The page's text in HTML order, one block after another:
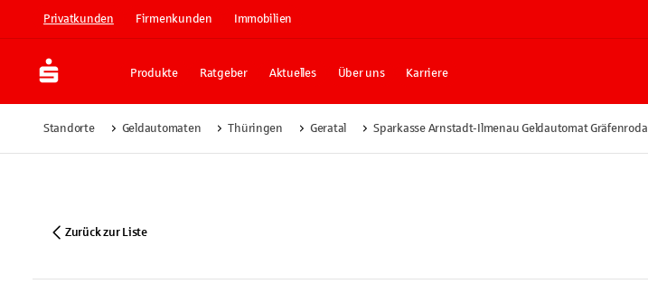
Privatkunden Firmenkunden Immobilien
Produkte Ratgeber Aktuelles Über uns Karriere
Standorte Geldautomaten Thüringen Geratal Sparkasse Arnstadt-Ilmenau Geldautomat Gräfenroda
Zurück zur Liste